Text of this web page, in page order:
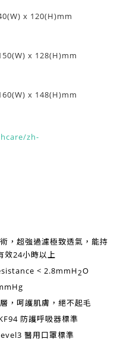
x 120(H)mm
x 128(H)mm
x 148(H)mm
zh-
，超強過濾極致透氣，能持
效24小時以上
< 2.8mmH2O
，呵護肌膚，絕不起毛
防護呼吸器標準
醫用口罩標準